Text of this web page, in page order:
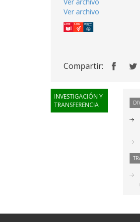
Ver archivo
Compartir:
INVESTIGACIÓN Y
TRANSFERENCIA